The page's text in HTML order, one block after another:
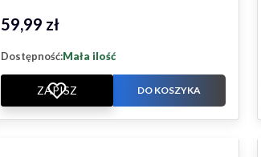
Cena
59,99 zł
Dostępność:Mała ilość
ZAPISZ DO KOSZYKA